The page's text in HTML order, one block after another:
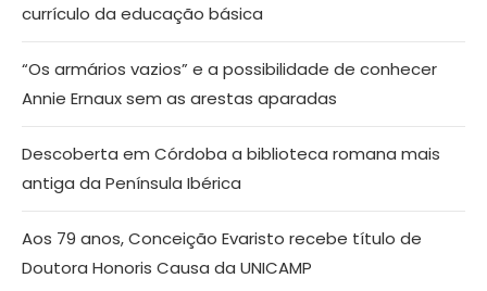
currículo da educação básica
“Os armários vazios” e a possibilidade de conhecer
Annie Ernaux sem as arestas aparadas
Descoberta em Córdoba a biblioteca romana mais
antiga da Península Ibérica
Aos 79 anos, Conceição Evaristo recebe título de
Doutora Honoris Causa da UNICAMP